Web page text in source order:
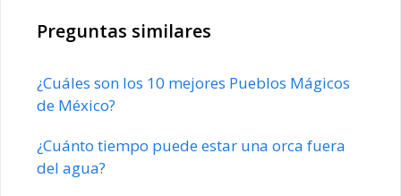
Preguntas similares
¿Cuáles son los 10 mejores Pueblos Mágicos
de México?
¿Cuánto tiempo puede estar una orca fuera
del agua?